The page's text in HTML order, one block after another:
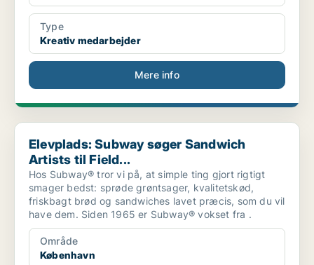
Type
Kreativ medarbejder
Mere info
Elevplads: Subway søger Sandwich Artists til Field...
Elevplads: Subway søger Sandwich
Artists til Field...
Hos Subway® tror vi på, at simple ting gjort rigtigt
smager bedst: sprøde grøntsager, kvalitetskød,
friskbagt brød og sandwiches lavet præcis, som du vil
have dem. Siden 1965 er Subway® vokset fra .
Område
København